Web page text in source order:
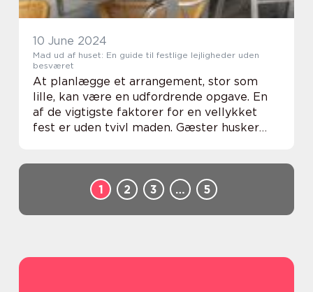
10 June 2024
Mad ud af huset: En guide til festlige lejligheder uden
besværet
At planlægge et arrangement, stor som
lille, kan være en udfordrende opgave. En
af de vigtigste faktorer for en vellykket
fest er uden tvivl maden. Gæster husker
1
2 3 … 5